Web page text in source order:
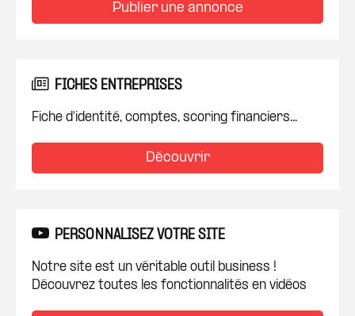
Publier une annonce
FICHES ENTREPRISES
Fiche d'identité, comptes, scoring financiers...
Découvrir
PERSONNALISEZ VOTRE SITE
Notre site est un véritable outil business !
Découvrez toutes les fonctionnalités en vidéos